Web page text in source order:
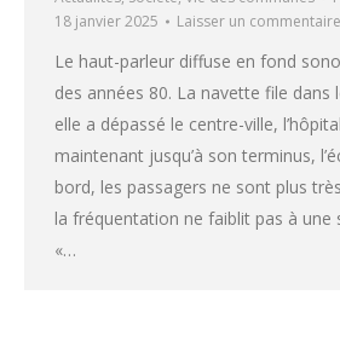
18 janvier 2025
Laisser un commentaire
Le haut-parleur diffuse en fond
des années 80. La navette file dans
elle a dépassé le centre-ville,
maintenant jusqu’à son terminus,
bord, les passagers ne sont plus
la fréquentation ne faiblit pas à une
«…